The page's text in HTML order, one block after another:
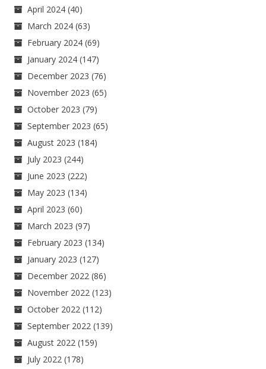
April 2024 (40)
March 2024 (63)
February 2024 (69)
January 2024 (147)
December 2023 (76)
November 2023 (65)
October 2023 (79)
September 2023 (65)
August 2023 (184)
July 2023 (244)
June 2023 (222)
May 2023 (134)
April 2023 (60)
March 2023 (97)
February 2023 (134)
January 2023 (127)
December 2022 (86)
November 2022 (123)
October 2022 (112)
September 2022 (139)
August 2022 (159)
July 2022 (178)